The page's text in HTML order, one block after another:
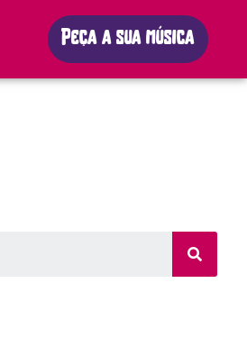
Peça a sua música